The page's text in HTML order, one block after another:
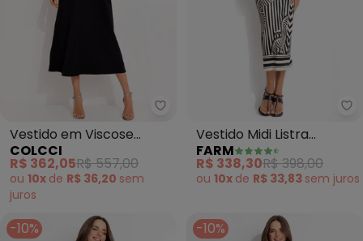
Colcci - Vestido em Viscose
Vestido em Viscose
(Preto)
COLCCI
R$ 362,05R$ 557,00
ou 10x de R$ 36,20 sem
juros
Vestido Midi Listra
Tropical (Preto)
FARM
R$ 338,30R$ 398,00
ou 10x de R$ 33,83 sem juros
-10% -10%